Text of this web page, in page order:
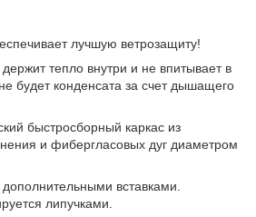
лучшую ветрозащиту!
тепло внутри и не впитывает в
будет конденсата за счет дышащего
быстросборный каркас из
и фибергласовых дуг диаметром
вставками.
липучками.